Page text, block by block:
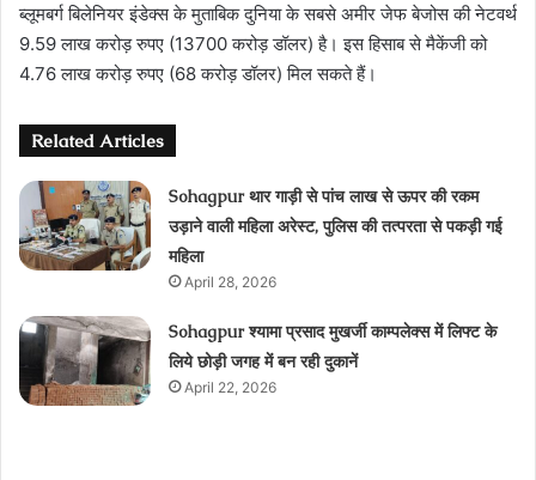
ब्लूमबर्ग बिलेनियर इंडेक्स के मुताबिक दुनिया के सबसे अमीर जेफ बेजोस की नेटवर्थ
9.59 लाख करोड़ रुपए (13700 करोड़ डॉलर) है। इस हिसाब से मैकेंजी को
4.76 लाख करोड़ रुपए (68 करोड़ डॉलर) मिल सकते हैं।
Related Articles
Sohagpur थार गाड़ी से पांच लाख से ऊपर की रकम
उड़ाने वाली महिला अरेस्ट, पुलिस की तत्परता से पकड़ी गई
महिला
April 28, 2026
Sohagpur श्यामा प्रसाद मुखर्जी काम्पलेक्स में लिफ्ट के
लिये छोड़ी जगह में बन रही दुकानें
April 22, 2026